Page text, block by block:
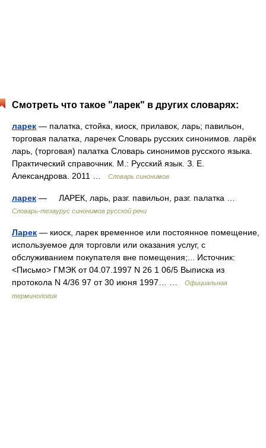
Смотреть что такое "ларек" в других словарях:
ларек — палатка, стойка, киоск, прилавок, ларь; павильон,
торговая палатка, ларечек Словарь русских синонимов. ларёк
ларь, (торговая) палатка Словарь синонимов русского языка.
Практический справочник. М.: Русский язык. З. Е.
Александрова. 2011 …
Словарь синонимов
ларек — ЛАРЕК, ларь, разг. павильон, разг. палатка …
Словарь-тезаурус синонимов русской речи
Ларек — киоск, ларек временное или постоянное помещение,
используемое для торговли или оказания услуг, с
обслуживанием покупателя вне помещения;... Источник:
<Письмо> ГМЭК от 04.07.1997 N 26 1 06/5 Выписка из
протокола N 4/36 97 от 30 июня 1997… …
Официальная
терминология